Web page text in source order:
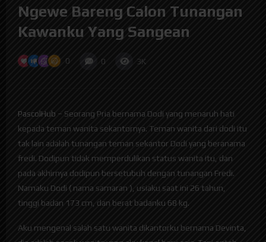
Ngewe Bareng Calon Tunangan
Kawanku Yang Sangean
0 0 3K
PascolHub – Seorang Pria bernama Dodi yang menaruh hati
kepada teman wanita sekantornya. Teman wanita dari dodi itu
tak lain adalah tunangan teman sekantor Dodi yang beranama
fredi. Dodipun tidak memperdulikan status wanita itu, dan
pada akhirnya dodipun bersetubuh dengan tunangan Fredi.
Namaku Dodi ( nama samaran ), usiaku saat ini 26 tahun,
tinggi badan 173 cm, dan berat badanku 68 kg.
Aku mengenal salah satu wanita dikantorku bernama Devinta,